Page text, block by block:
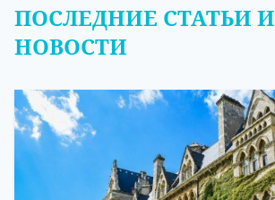
ПОСЛЕДНИЕ СТАТЬИ И
НОВОСТИ